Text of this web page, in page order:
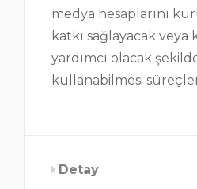
medya hesaplarını
katkı sağlayacak veya
yardımcı olacak
kullanabilmesi
Detay